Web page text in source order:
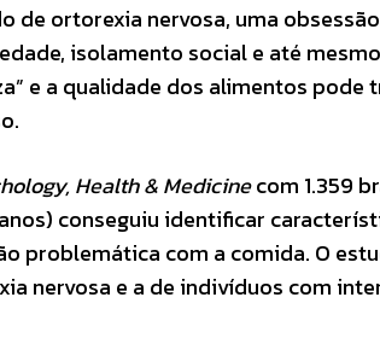
de ortorexia nervosa, uma
isolamento social e até
e a qualidade dos alimentos
Health & Medicinecom 1.359
conseguiu identificar
problemática com a comida. O
nervosa e a de indivíduos com